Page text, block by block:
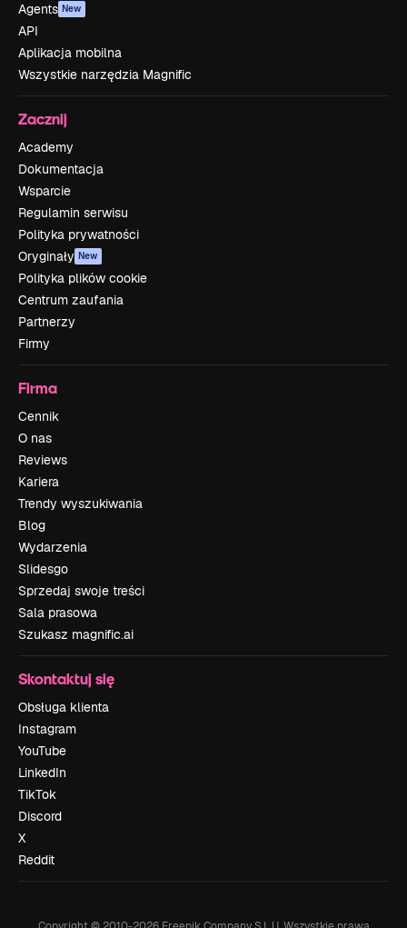
Agents New
API
Aplikacja mobilna
Wszystkie narzędzia Magnific
Zacznij
Academy
Dokumentacja
Wsparcie
Regulamin serwisu
Polityka prywatności
Oryginały New
Polityka plików cookie
Centrum zaufania
Partnerzy
Firmy
Firma
Cennik
O nas
Reviews
Kariera
Trendy wyszukiwania
Blog
Wydarzenia
Slidesgo
Sprzedaj swoje treści
Sala prasowa
Szukasz magnific.ai
Skontaktuj się
Obsługa klienta
Instagram
YouTube
LinkedIn
TikTok
Discord
X
Reddit